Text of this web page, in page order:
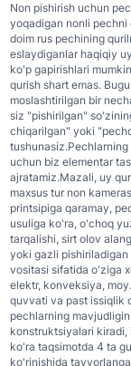
Non pishirish uchun
yoqadigan nonli pechni
doim rus pechining
eslaydiganlar haqiqiy
ko'p gapirishlari
qurish shart emas.
moslashtirilgan bir
siz "pishirilgan"
chiqarilgan" yoki
uchun biz elementar
ajratamiz.Mazali, uy
maxsus tur non
printsipiga qaramay,
usuliga ko'ra, o'choq
tarqalishi, sirt olov
yoki gazli
vositasi sifatida o'ziga
elektr, konveksiya,
quvvati va past issiqlik
pechlarning
konstruktsiyalari
ko'ra taqsimotda 4 ta
ko'rinishida